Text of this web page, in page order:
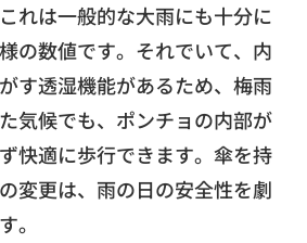
これは一般的な大雨にも十分に
の数値です。 それでいて、内
す透湿機能があるため、 梅雨
気候でも、 ポンチョの内部が
快適に歩行できます。 傘を持
変更は、 雨の日の安全性を劇
。